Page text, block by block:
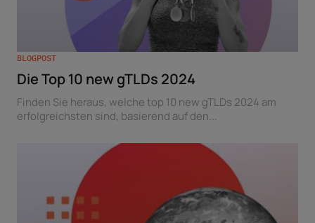
BLOGPOST
Die Top 10 new gTLDs 2024
Finden Sie heraus, welche top 10 new gTLDs 2024 am
erfolgreichsten sind, basierend auf den...